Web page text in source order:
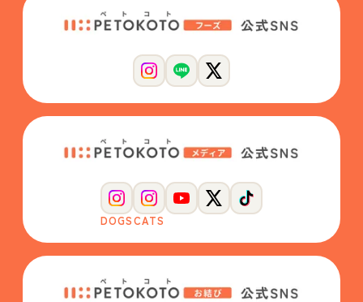
DOGSCATS